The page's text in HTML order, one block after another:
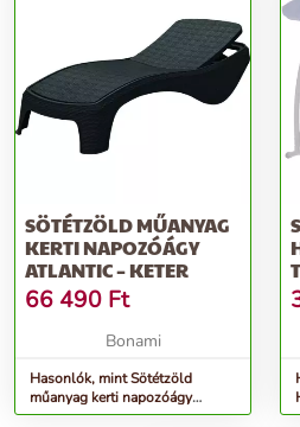
SÖTÉTZÖLD MŰANYAG
KERTI NAPOZÓÁGY
ATLANTIC – KETER
66 490 Ft
Bonami
Hasonlók, mint Sötétzöld
műanyag kerti napozóágy
Atlantic – Keter